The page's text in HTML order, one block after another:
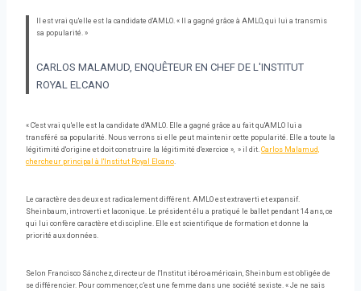
Il est vrai qu'elle est la candidate d'AMLO. « Il a gagné grâce à AMLO, qui lui a transmis
sa popularité. »
CARLOS MALAMUD, ENQUÊTEUR EN CHEF DE L'INSTITUT
ROYAL ELCANO
« C'est vrai qu'elle est la candidate d'AMLO. Elle a gagné grâce au fait qu'AMLO lui a
transféré sa popularité. Nous verrons si elle peut maintenir cette popularité. Elle a toute la
légitimité d'origine et doit construire la légitimité d'exercice », » il dit. Carlos Malamud,
chercheur principal à l'Institut Royal Elcano.
Le caractère des deux est radicalement différent. AMLO est extraverti et expansif.
Sheinbaum, introverti et laconique. Le président élu a pratiqué le ballet pendant 14 ans, ce
qui lui confère caractère et discipline. Elle est scientifique de formation et donne la
priorité aux données.
Selon Francisco Sánchez, directeur de l'Institut ibéro-américain, Sheinbum est obligée de
se différencier. Pour commencer, c’est une femme dans une société sexiste. « Je ne sais